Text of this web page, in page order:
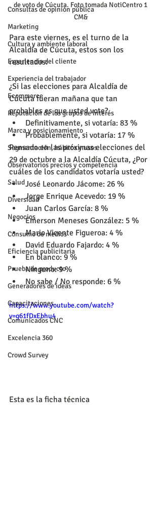
Consultas de opinión pública
Marketing
Cultura y ambiente laboral
Experiencia del cliente
Experiencia del trabajador
Ecommerce
Reputación de los grupos de interés
Marca y posicionamiento
Segmentación, hábitos y usos
Observatorios precios y competencia
Salud
Diversidad
Negocios
Consumo de medios
Eficiencia publicitaria
Prueba de producto
Generadores de ideas
Capacitaciones
Comunicados CNC
Excelencia 360
Crowd Survey
de voto de Cúcuta. Foto tomada NotiCentro 1
CM&
Para este viernes, es el turno de la
Alcaldía de Cúcuta, estos son los
resultados:
¿Si las elecciones para Alcaldía de
Cúcuta fueran mañana que tan
probables es que usted vote?
Definitivamente, si votaría: 83 %
Probablemente, si votaría: 17 %
Pensado en las próximas elecciones del
29 de octubre a la Alcaldía Cúcuta, ¿Por
cuáles de los candidatos votaría usted?
José Leonardo Jácome: 26 %
Jorge Enrique Acevedo: 19 %
Juan Carlos García: 8 %
Emerson Meneses González: 5 %
Mario Vicente Figueroa: 4 %
David Eduardo Fajardo: 4 %
En blanco: 9 %
Ninguno: 9 %
No sabe / No responde: 6 %
https://www.youtube.com/watch?
v=g61fDxEbhu4
Esta es la ficha técnica